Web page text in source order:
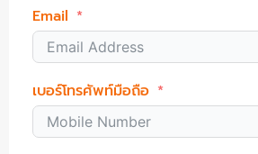
Email
เบอร์โทรศัพท์มือถือ